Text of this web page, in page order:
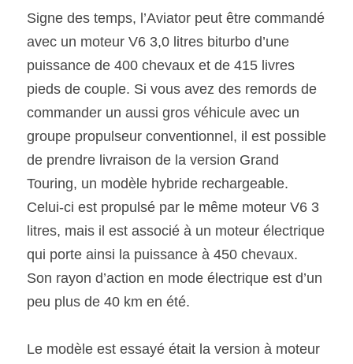
Signe des temps, l’Aviator peut être commandé
avec un moteur V6 3,0 litres biturbo d’une
puissance de 400 chevaux et de 415 livres
pieds de couple. Si vous avez des remords de
commander un aussi gros véhicule avec un
groupe propulseur conventionnel, il est possible
de prendre livraison de la version Grand
Touring, un modèle hybride rechargeable.
Celui-ci est propulsé par le même moteur V6 3
litres, mais il est associé à un moteur électrique
qui porte ainsi la puissance à 450 chevaux.
Son rayon d’action en mode électrique est d’un
peu plus de 40 km en été.
Le modèle est essayé était la version à moteur